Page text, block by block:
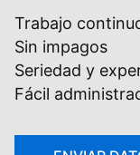
Trabajo
Sin impagos
Seriedad y
Fácil